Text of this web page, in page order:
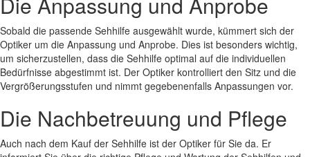
Sobald die passende Sehhilfe ausgewählt wurde, kümmert sich der
Optiker um die Anpassung und Anprobe. Dies ist besonders wichtig,
um sicherzustellen, dass die Sehhilfe optimal auf die individuellen
Bedürfnisse abgestimmt ist. Der Optiker kontrolliert den Sitz und die
Vergrößerungsstufen und nimmt gegebenenfalls Anpassungen vor.
Die Nachbetreuung und Pflege
Auch nach dem Kauf der Sehhilfe ist der Optiker für Sie da. Er